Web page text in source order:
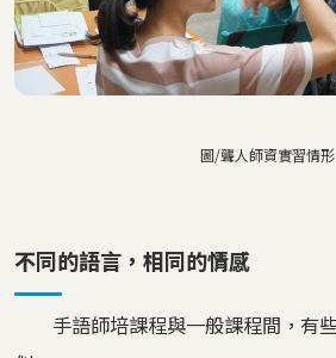
圖/聾人師資實習情形
不同的語言，相同的情感
手語師培課程與一般課程間，有